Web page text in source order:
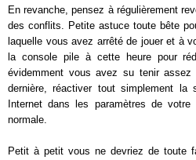
En revanche, pensez à régulièrement
des conflits. Petite astuce toute bête
laquelle vous avez arrêté de jouer et à
la console pile à cette heure pour
évidemment vous avez su tenir assez
dernière, réactiver tout simplement la
Internet dans les paramètres de
normale.
Petit à petit vous ne devriez de toute